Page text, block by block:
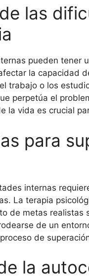
las
pueden tener
la capacidad
trabajo o los
perpetúa el
la vida es crucial
para
internas
La terapia
de metas realistas
de un
de
la